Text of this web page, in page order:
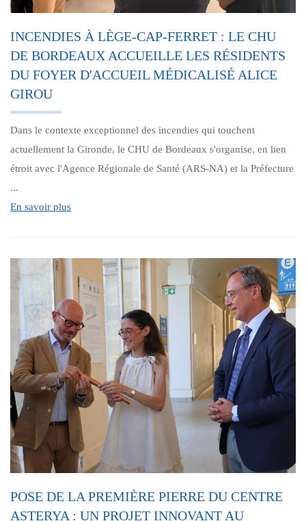
INCENDIES À LÈGE-CAP-FERRET : LE CHU
DE BORDEAUX ACCUEILLE LES RÉSIDENTS
DU FOYER D'ACCUEIL MÉDICALISÉ ALICE
GIROU
Dans le contexte exceptionnel des incendies qui touchent
actuellement la Gironde, le CHU de Bordeaux s'organise, en lien
étroit avec l'Agence Régionale de Santé (ARS-NA) et la Préfecture
...
En savoir plus
POSE DE LA PREMIÈRE PIERRE DU CENTRE
ASTERYA : UN PROJET INNOVANT AU